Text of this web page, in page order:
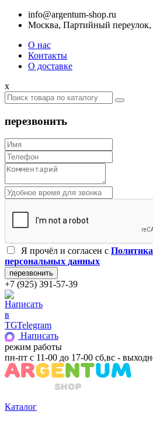
info@argentum-shop.ru
Москва, Партийный переулок,
О нас
Контакты
О доставке
x
перезвонить
Я прочёл и согласен c
персональных данных
+7 (925) 391-57-39
Telegram
Написать
режим работы
пн-пт с 11-00 до 17-00 сб,вс -
Каталог